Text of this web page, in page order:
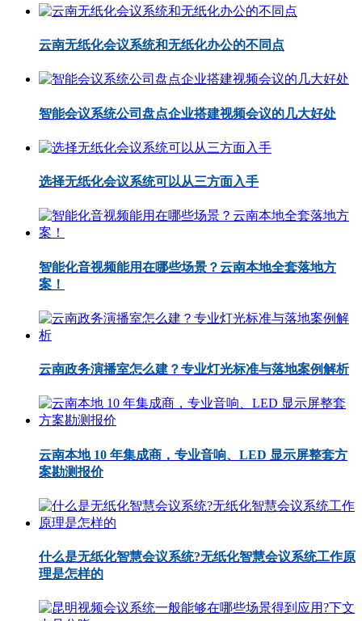
云南无纸化会议系统和无纸化办公的不同点
智能会议系统公司盘点企业搭建视频会议的几大好处
选择无纸化会议系统可以从三方面入手
智能化音视频能用在哪些场景？云南本地全套落地方
案！
云南政务演播室怎么建？专业灯光标准与落地案例解析
云南本地 10 年集成商，专业音响、LED 显示屏整套方
案勘测报价
什么是无纸化智慧会议系统?无纸化智慧会议系统工作原
理是怎样的